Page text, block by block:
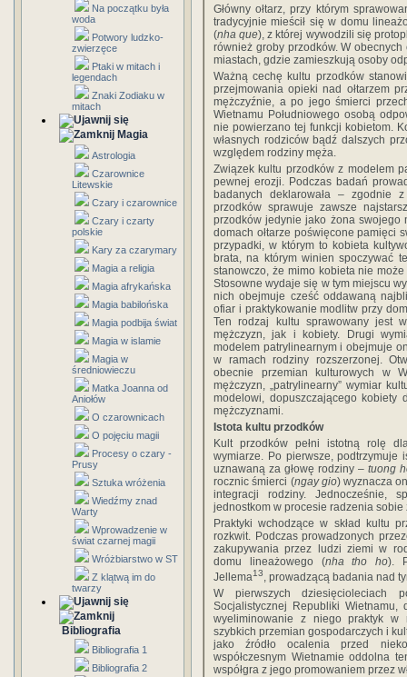
Na początku była
woda
Potwory ludzko-
zwierzęce
Ptaki w mitach i
legendach
Znaki Zodiaku w
mitach
Magia
Astrologia
Czarownice
Litewskie
Czary i czarownice
Czary i czarty
polskie
Kary za czarymary
Magia a religia
Magia afrykańska
Magia babilońska
Magia podbija świat
Magia w islamie
Magia w
średniowieczu
Matka Joanna od
Aniołów
O czarownicach
O pojęciu magii
Procesy o czary -
Prusy
Sztuka wróżenia
Wiedźmy znad
Warty
Wprowadzenie w
świat czarnej magii
Wróżbiarstwo w ST
Z klątwą im do
twarzy
Bibliografia
Bibliografia 1
Bibliografia 2
Główny ołtarz, przy którym
tradycyjnie mieścił się w domu
(nha que), z której wywodzili się
również groby przodków. W
miastach, gdzie zamieszkują osoby
Ważną cechę kultu przodków
przejmowania opieki nad ołtarzem
mężczyźnie, a po jego śmierci
Wietnamu Południowego osobą
nie powierzano tej funkcji kobietom.
własnych rodziców bądź dalszych
względem rodziny męża.
Związek kultu przodków z modelem
pewnej erozji. Podczas badań
badanych deklarowała – zgodnie
przodków sprawuje zawsze
przodków jedynie jako żona swojego
domach ołtarze poświęcone pamięci
przypadki, w którym to kobieta
brata, na którym winien spoczywać
stanowczo, że mimo kobieta nie
Stosowne wydaje się w tym miejscu
nich obejmuje cześć oddawaną
ofiar i praktykowanie modlitw przy
Ten rodzaj kultu sprawowany jest
mężczyzn, jak i kobiety. Drugi
modelem patrylinearnym i obejmuje
w ramach rodziny rozszerzonej.
obecnie przemian kulturowych w
mężczyzn, „patrylinearny” wymiar
modelowi, dopuszczającego
mężczyznami.
Istota kultu przodków
Kult przodków pełni istotną rolę
wymiarze. Po pierwsze, podtrzymuje
uznawaną za głowę rodziny – tuong
rocznic śmierci (ngay gio) wyznacza
integracji rodziny. Jednocześnie,
jednostkom w procesie radzenia
Praktyki wchodzące w skład kultu
rozkwit. Podczas prowadzonych
zakupywania przez ludzi ziemi w
domu lineażowego (nha tho ho).
Jellema13, prowadzącą badania nad
W pierwszych dziesięcioleciach
Socjalistycznej Republiki Wietnamu,
wyeliminowanie z niego praktyk w
szybkich przemian gospodarczych i
jako źródło ocalenia przed
współczesnym Wietnamie oddolna
współgra z jego promowaniem przez